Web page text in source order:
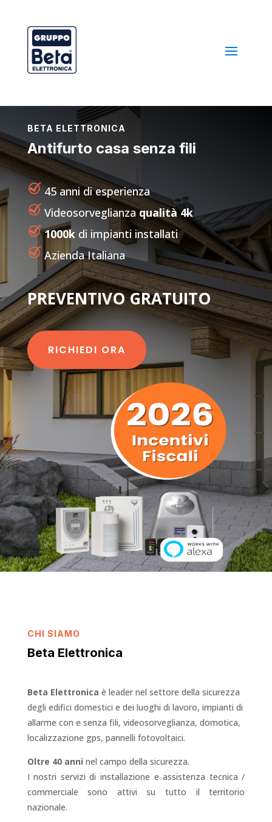
BETA ELETTRONICA
Antifurto casa senza fili
45 anni di esperienza
Videosorveglianzaqualità 4k
1000kdi impianti installati
Azienda Italiana
PREVENTIVO GRATUITO
RICHIEDI ORA
CHI SIAMO
Beta Elettronica
Beta Elettronica è leader nel settore della sicurezza
degli edifici domestici e dei luoghi di lavoro, impianti di
allarme con e senza fili, videosorveglianza, domotica,
localizzazione gps, pannelli fotovoltaici.
Oltre 40 anni nel campo della sicurezza.
I nostri servizi di installazione e assistenza tecnica /
commerciale sono attivi su tutto il territorio
nazionale.